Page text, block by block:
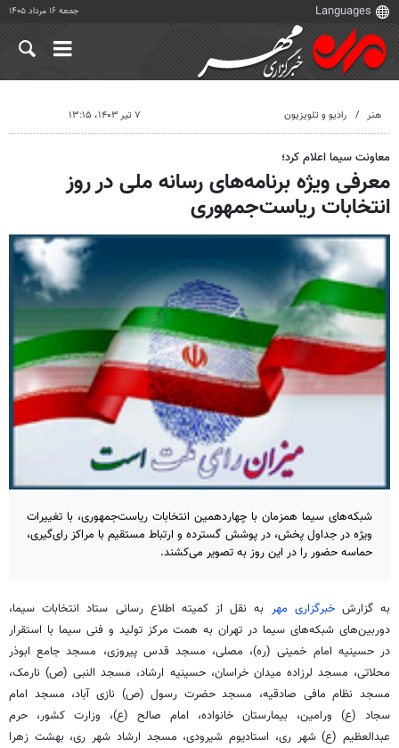
جمعه ۱۶ مرداد ۱۴۰۵
هنر رادیو و تلویزیون ۷ تیر ۱۴۰۳، ۱۳:۱۵
معاونت سیما اعلام کرد؛
معرفی ویژه برنامه‌های رسانه ملی در روز
انتخابات ریاست‌جمهوری
شبکه‌های سیما همزمان با چهاردهمین انتخابات ریاست‌جمهوری، با تغییرات
ویژه در جداول پخش، در پوشش گسترده و ارتباط مستقیم با مراکز رای‌گیری،
حماسه حضور را در این روز به تصویر می‌کشند.
به گزارشخبرگزاری مهر به نقل از کمیته اطلاع رسانی ستاد انتخابات سیما،
دوربین‌های شبکه‌های سیما در تهران به همت مرکز تولید و فنی سیما با استقرار
در حسینیه امام خمینی (ره)، مصلی، مسجد قدس پیروزی، مسجد جامع ابوذر
محلاتی، مسجد لرزاده میدان خراسان، حسینیه ارشاد، مسجد النبی (ص) نارمک،
مسجد نظام مافی صادقیه، مسجد حضرت رسول (ص) نازی آباد، مسجد امام
سجاد (ع) ورامین، بیمارستان خانواده، امام صالح (ع)، وزارت کشور، حرم
عبدالعظیم (ع) شهر ری، استادیوم شیرودی، مسجد ارشاد شهر ری، بهشت زهرا